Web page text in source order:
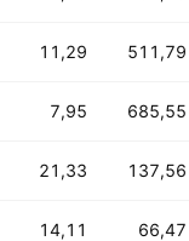
11,29 511,79
7,95 685,55
21,33 137,56
14,11 66,47